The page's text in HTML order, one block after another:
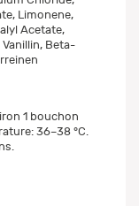
Limonene,
Acetate,
Beta-
1 bouchon
36–38 °C.